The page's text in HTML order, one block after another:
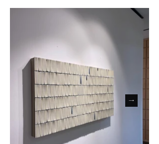
갤러리 휴 싱가포르는 2021년 11월부터 2022년 2월까지
개최한다.
오늘날 현대미술은 작가의 철학을 반영하는 패러다임을
매우 중요하게 여긴다. 예술은 반드시 철학적 개념을 담고
있어야 한다는 관념을 때론 과도하게 강조함으로써 이해
하기 어려운 예술 담론을 유발하기도 한다. 이에 작품을 통
해 말하고자 하는 예술의 본질에서 벗어나는 경우도 발생
한다. 본디 예술은 예술가가 개인적인 경험이나 감각적인
시각을 통해 관찰한 현실을 재창조하고 해석하는 장르이
자, 다양한 기법을 통해 표현되는 것이지, 사회적 담론만을
담고 있는 것은 아니다.